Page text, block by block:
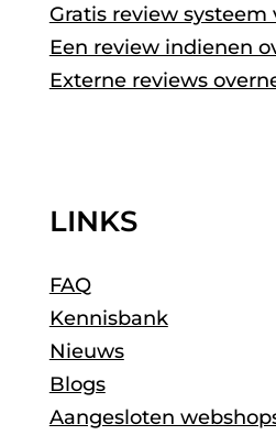
Gratis review systeem
Een review indienen
Externe reviews
LINKS
FAQ
Kennisbank
Nieuws
Blogs
Aangesloten